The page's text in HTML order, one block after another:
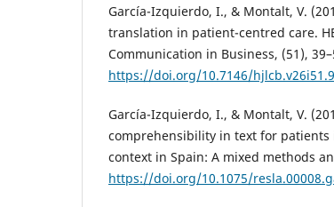
García-Izquierdo, I., & Montalt, V.
translation in patient-centred care.
Communication in Business, (51),
https://doi.org/10.7146/
García-Izquierdo, I., & Montalt, V.
comprehensibility in text for
context in Spain: A mixed methods
https://doi.org/10.1075/